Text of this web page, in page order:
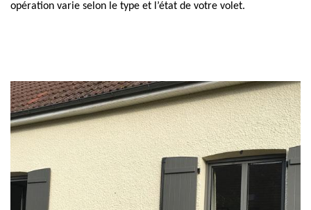
opération varie selon le type et l’état de votre volet.